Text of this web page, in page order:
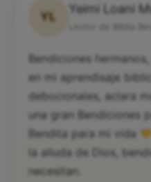
YL
Yeimi Loani
Bendiciones
en mi aprendisaje
debocionales, aclara
una gran Bendiciones
Bendita para mi vida
la alluda de Dios,
necesitan.